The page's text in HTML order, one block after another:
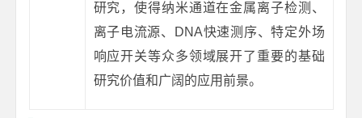
研究，使得纳米通道在金属离子检测、
离子电流源、DNA快速测序、特定外场
响应开关等众多领域展开了重要的基础
研究价值和广阔的应用前景。